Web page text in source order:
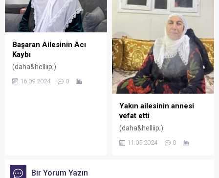
Başaran Ailesinin Acı
Kaybı
(daha&helliip;)
16.09.2024 0
Yakın ailesinin annesi
vefat etti
(daha&helliip;)
11.05.2024 0
Bir Yorum Yazın